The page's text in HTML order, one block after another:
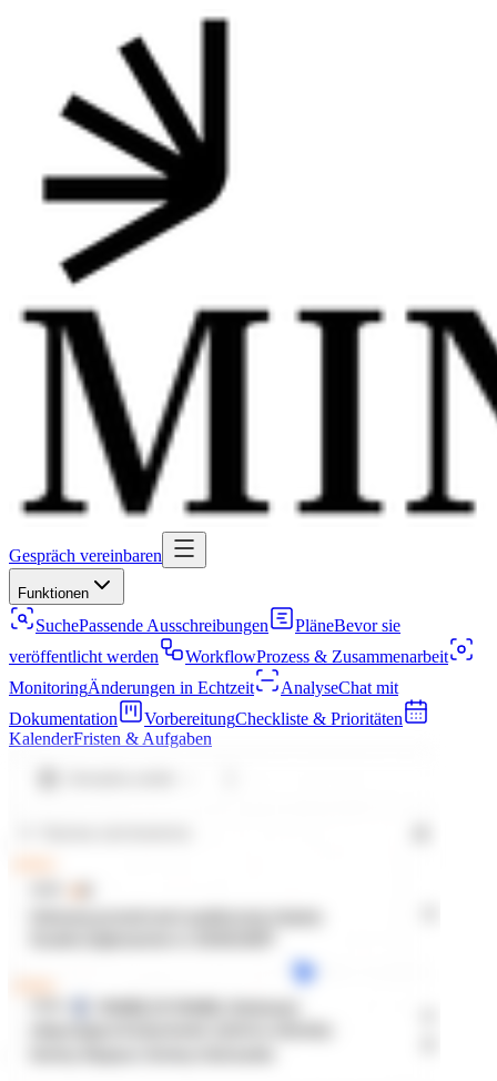
Gespräch vereinbaren
Funktionen
SuchePassende Ausschreibungen PläneBevor sie
veröffentlicht werden
WorkflowProzess & Zusammenarbeit
MonitoringÄnderungen in Echtzeit AnalyseChat mit
Dokumentation
VorbereitungCheckliste & Prioritäten
KalenderFristen & Aufgaben